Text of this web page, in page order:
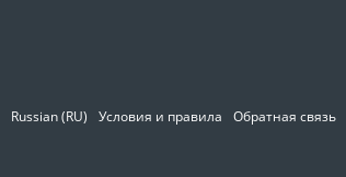
Russian (RU) Условия и правила Обратная связь